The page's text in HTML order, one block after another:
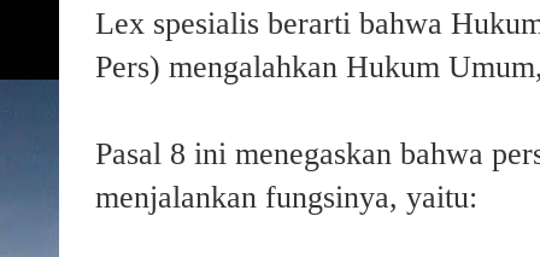
Lex spesialis berarti bahwa
Pers) mengalahkan Hukum
Pasal 8 ini menegaskan bahwa
menjalankan fungsinya, yaitu: